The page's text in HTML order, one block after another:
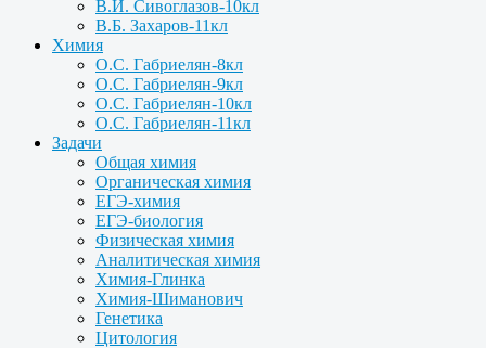
В.И. Сивоглазов-10кл
В.Б. Захаров-11кл
Химия
О.С. Габриелян-8кл
О.С. Габриелян-9кл
О.С. Габриелян-10кл
О.С. Габриелян-11кл
Задачи
Общая химия
Органическая химия
ЕГЭ-химия
ЕГЭ-биология
Физическая химия
Аналитическая химия
Химия-Глинка
Химия-Шиманович
Генетика
Цитология